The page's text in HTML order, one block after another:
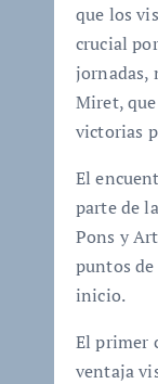
que los
crucial
jornadas,
Miret,
victorias
El
parte de
Pons y
puntos de
inicio.
El primer
ventaja